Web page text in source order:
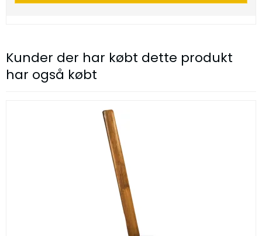
Kunder der har købt dette produkt
har også købt